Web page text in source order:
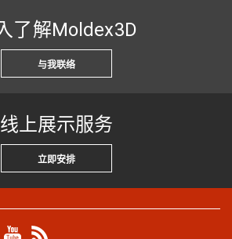
了解Moldex3D
与我联络
线上展示服务
立即安排